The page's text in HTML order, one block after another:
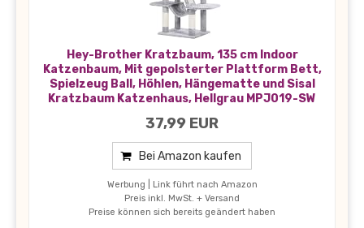
Hey-Brother Kratzbaum, 135 cm Indoor
Katzenbaum, Mit gepolsterter Plattform Bett,
Spielzeug Ball, Höhlen, Hängematte und Sisal
Kratzbaum Katzenhaus, Hellgrau MPJ019-SW
37,99 EUR
Bei Amazon kaufen
Werbung | Link führt nach Amazon
Preis inkl. MwSt. + Versand
Preise können sich bereits geändert haben